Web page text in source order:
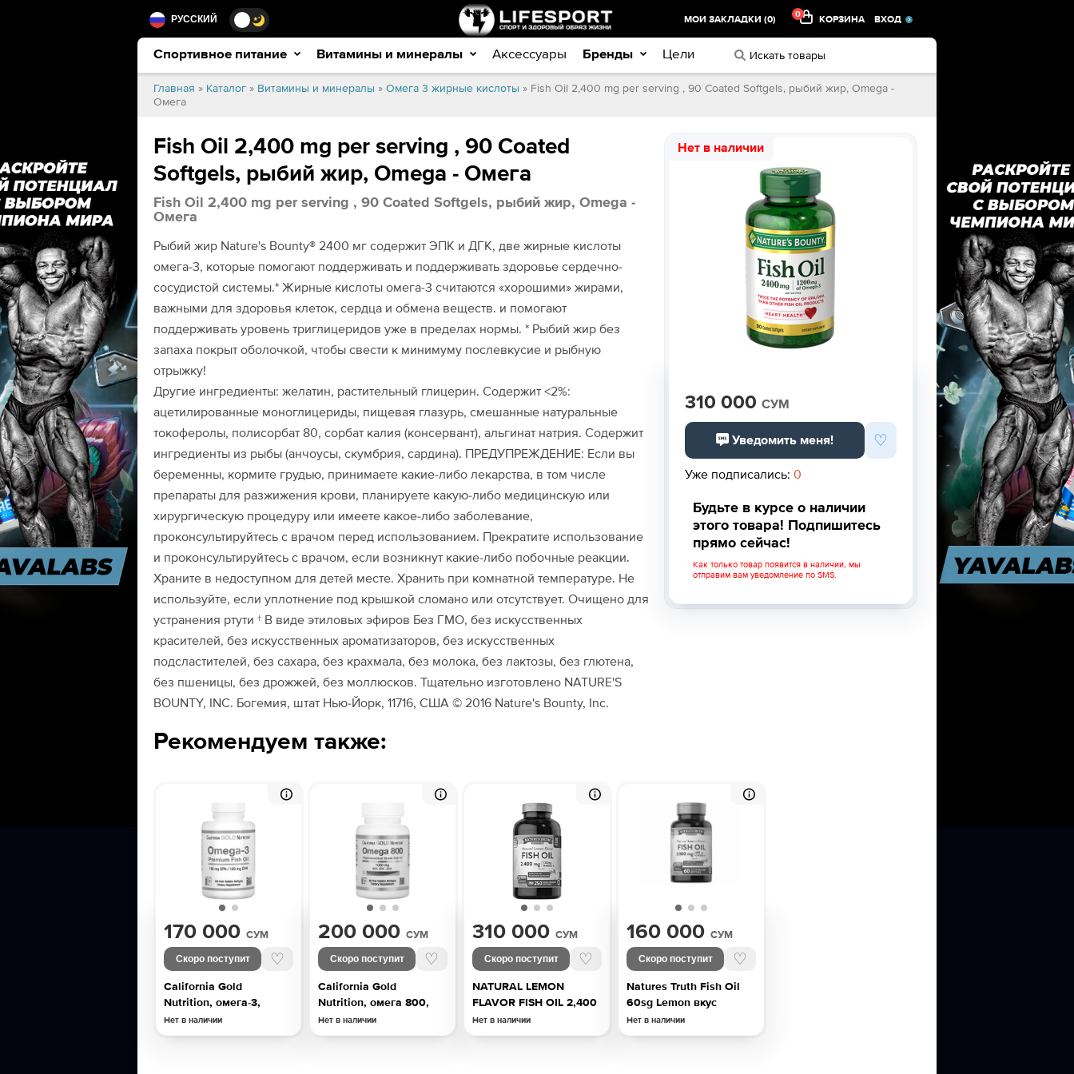
РУССКИЙ МОИ ЗАКЛАДКИ (0) 0 КОРЗИНА ВХОД
Спортивное питание Витамины и минералы Аксессуары Бренды Цели
Главная » Каталог » Витамины и минералы » Омега 3 жирные кислоты » Fish Oil 2,400 mg per serving , 90 Coated Softgels, рыбий жир, Omega -
Омега
Fish Oil 2,400 mg per serving , 90 Coated
Softgels, рыбий жир, Omega - Омега
Fish Oil 2,400 mg per serving , 90 Coated Softgels, рыбий жир, Omega -
Омега
Рыбий жир Nature's Bounty® 2400 мг содержит ЭПК и ДГК, две жирные кислоты
омега-3, которые помогают поддерживать и поддерживать здоровье сердечно-
сосудистой системы.* Жирные кислоты омега-3 считаются «хорошими» жирами,
важными для здоровья клеток, сердца и обмена веществ. и помогают
поддерживать уровень триглицеридов уже в пределах нормы. * Рыбий жир без
запаха покрыт оболочкой, чтобы свести к минимуму послевкусие и рыбную
отрыжку!
Другие ингредиенты: желатин, растительный глицерин. Содержит <2%:
ацетилированные моноглицериды, пищевая глазурь, смешанные натуральные
токоферолы, полисорбат 80, сорбат калия (консервант), альгинат натрия. Содержит
ингредиенты из рыбы (анчоусы, скумбрия, сардина). ПРЕДУПРЕЖДЕНИЕ: Если вы
беременны, кормите грудью, принимаете какие-либо лекарства, в том числе
препараты для разжижения крови, планируете какую-либо медицинскую или
хирургическую процедуру или имеете какое-либо заболевание,
проконсультируйтесь с врачом перед использованием. Прекратите использование
и проконсультируйтесь с врачом, если возникнут какие-либо побочные реакции.
Храните в недоступном для детей месте. Хранить при комнатной температуре. Не
используйте, если уплотнение под крышкой сломано или отсутствует. Очищено для
устранения ртути † В виде этиловых эфиров Без ГМО, без искусственных
красителей, без искусственных ароматизаторов, без искусственных
подсластителей, без сахара, без крахмала, без молока, без лактозы, без глютена,
без пшеницы, без дрожжей, без моллюсков. Тщательно изготовлено NATURE'S
BOUNTY, INC. Богемия, штат Нью-Йорк, 11716, США © 2016 Nature's Bounty, Inc.
Нет в наличии
310 000 СУМ
Уведомить меня! ♡
Уже подписались: 0
Будьте в курсе о наличии
этого товара! Подпишитесь
прямо сейчас!
Как только товар появится в наличии, мы
отправим вам уведомление по SMS.
Рекомендуем также:
170 000 СУМ
Скоро поступит ♡
California Gold
Nutrition, омега-3,
Нет в наличии
200 000 СУМ
Скоро поступит ♡
California Gold
Nutrition, омега 800,
Нет в наличии
310 000 СУМ
Скоро поступит ♡
NATURAL LEMON
FLAVOR FISH OIL 2,400
MG
Нет в наличии
160 000 СУМ
Скоро поступит ♡
Natures Truth Fish Oil
60sg Lemon вкус
Нет в наличии